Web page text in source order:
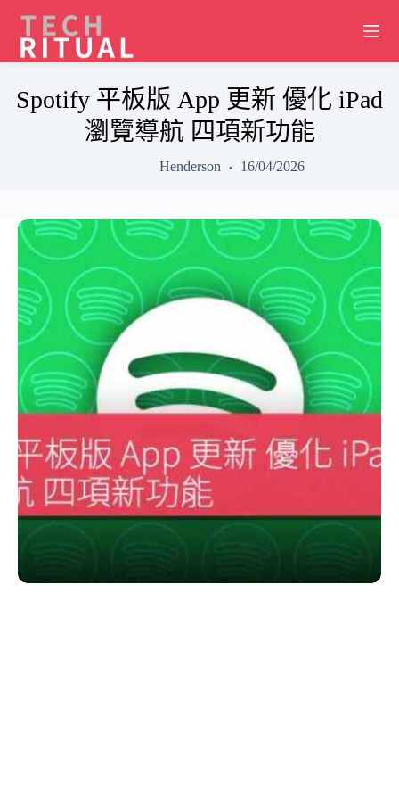
content
Spotify 平板版 App 更新 優化 iPad
瀏覽導航 四項新功能
Henderson 16/04/2026